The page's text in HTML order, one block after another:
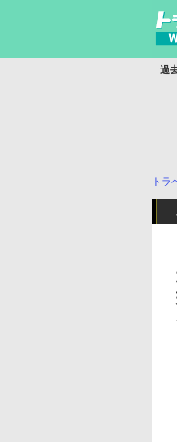
過
トラ